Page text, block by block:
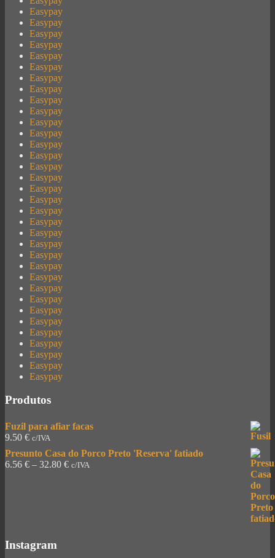
Easypay
Easypay
Easypay
Easypay
Easypay
Easypay
Easypay
Easypay
Easypay
Easypay
Easypay
Easypay
Easypay
Easypay
Easypay
Easypay
Easypay
Easypay
Easypay
Easypay
Easypay
Easypay
Easypay
Easypay
Easypay
Easypay
Easypay
Easypay
Easypay
Easypay
Easypay
Easypay
Easypay
Easypay
Produtos
Fuzil para afiar facas
9.50 € c/IVA
Presunto Casa do Porco Preto 'Reserva' fatiado
6.56 € – 32.80 € c/IVA
Instagram